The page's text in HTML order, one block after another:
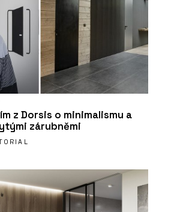
z Dorsis o minimalismu a
zárubněmi